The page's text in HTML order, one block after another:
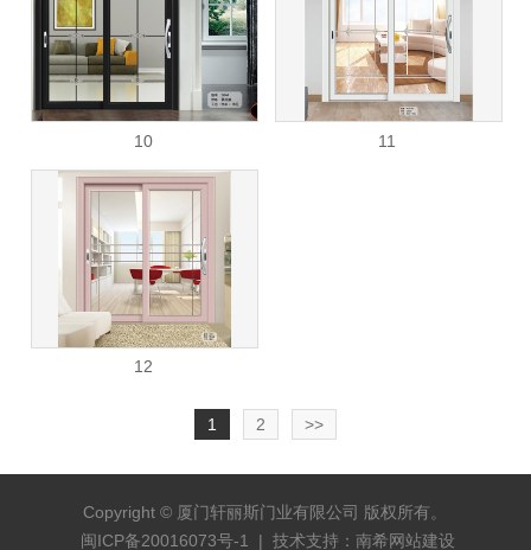
10 11
12
1 2 >>
Copyright © 厦门轩丽斯门业有限公司 版权所有。
闽ICP备20016073号-1
| 技术支持：南希网站建设